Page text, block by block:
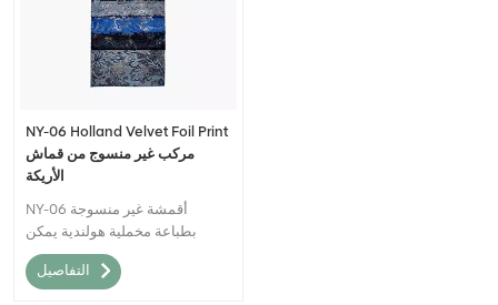
NY-06 Holland Velvet Foil Print
مركب غير منسوج من قماش
الأريكة
NY-06 أقمشة غير منسوجة
بطباعة مخملية هولندية يمكن
وصفه بأنه مادة نسيجية عالية
الجودة تجمع بين المظهر الفاخر
التفاصيل